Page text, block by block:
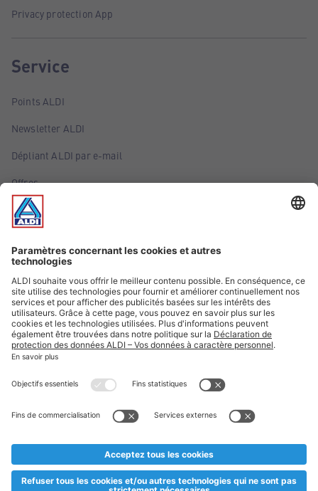
Privacy protection App
Service
Points ALDI
Newsletter ALDI
Dépliant ALDI par e-mail
Offres
Infos essentielles
Suivez ALDI Luxembourg
Textes marqués d'un astérisque et mentions légales
esoulaang bis de Stock eidel ass. Mir soen Iech Merci fir Äert
Planifikatioun ausverkaaft sollte sinn. De VALORLUX-Präis an
** Op dësem Site huet d'Benotze vun der männlecher Form eng
besser Liesbarkeet am Sënn an huet keng diskriminéierend